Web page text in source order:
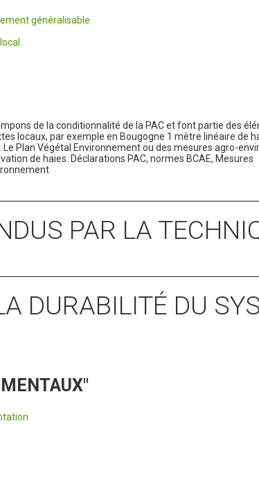
généralisable
de la conditionnalité de la PAC et font partie des
locaux, par exemple en Bougogne 1 mètre linéaire de
Plan Végétal Environnement ou des mesures agro-
de haies. Déclarations PAC, normes BCAE, Mesures
PAR LA
DURABILITÉ DU